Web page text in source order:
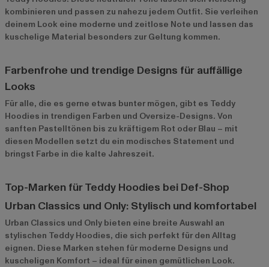
kombinieren und passen zu nahezu jedem Outfit. Sie verleihen
deinem Look eine moderne und zeitlose Note und lassen das
kuschelige Material besonders zur Geltung kommen.
Farbenfrohe und trendige Designs für auffällige
Looks
Für alle, die es gerne etwas bunter mögen, gibt es Teddy
Hoodies in trendigen Farben und Oversize-Designs. Von
sanften Pastelltönen bis zu kräftigem Rot oder Blau – mit
diesen Modellen setzt du ein modisches Statement und
bringst Farbe in die kalte Jahreszeit.
Top-Marken für Teddy Hoodies bei Def-Shop
Urban Classics und Only: Stylisch und komfortabel
Urban Classics und Only bieten eine breite Auswahl an
stylischen Teddy Hoodies, die sich perfekt für den Alltag
eignen. Diese Marken stehen für moderne Designs und
kuscheligen Komfort – ideal für einen gemütlichen Look.